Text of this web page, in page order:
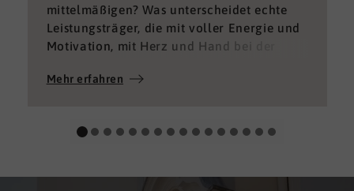
mittelmäßigen? Was unterscheidet echte
Leistungsträger, die mit voller Energie und
Motivation, mit Herz und Hand bei der
„Job“ machen und von denen, die – aus
Mehr erfahren